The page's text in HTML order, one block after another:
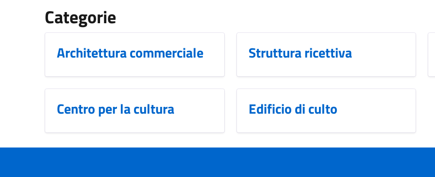
Categorie
Architettura commerciale Struttura ricettiva
Centro per la cultura Edificio di culto